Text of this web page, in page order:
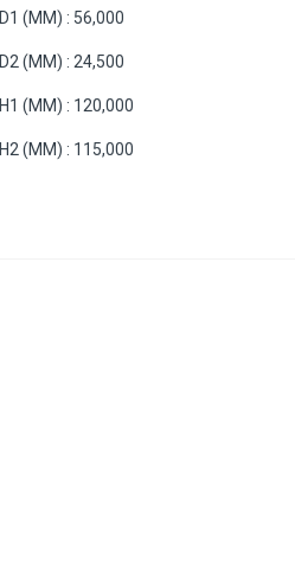
D1 (MM) : 56,000
D2 (MM) : 24,500
H1 (MM) : 120,000
H2 (MM) : 115,000